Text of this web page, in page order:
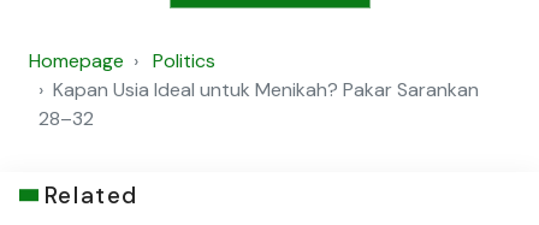
Homepage
Politics
Kapan Usia Ideal untuk Menikah? Pakar Sarankan
28–32
Related